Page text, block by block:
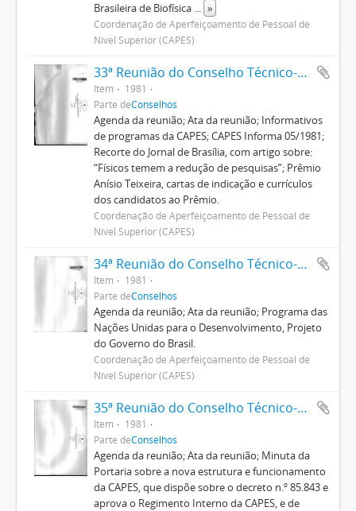
Brasileira de Biofísica ... »
Coordenação de Aperfeiçoamento de Pessoal de
Nível Superior (CAPES)
33ª Reunião do Conselho Técnico-Administrativo
Item
1981
Parte deConselhos
Agenda da reunião; Ata da reunião; Informativos
de programas da CAPES; CAPES Informa 05/1981;
Recorte do Jornal de Brasília, com artigo sobre:
“Físicos temem a redução de pesquisas”; Prêmio
Anísio Teixeira, cartas de indicação e currículos
dos candidatos ao Prêmio.
Coordenação de Aperfeiçoamento de Pessoal de
Nível Superior (CAPES)
34ª Reunião do Conselho Técnico-Administrativo
Item
1981
Parte deConselhos
Agenda da reunião; Ata da reunião; Programa das
Nações Unidas para o Desenvolvimento, Projeto
do Governo do Brasil.
Coordenação de Aperfeiçoamento de Pessoal de
Nível Superior (CAPES)
35ª Reunião do Conselho Técnico-Administrativo
Item
1981
Parte deConselhos
Agenda da reunião; Ata da reunião; Minuta da
Portaria sobre a nova estrutura e funcionamento
da CAPES, que dispõe sobre o decreto n.º 85.843 e
aprova o Regimento Interno da CAPES, e de